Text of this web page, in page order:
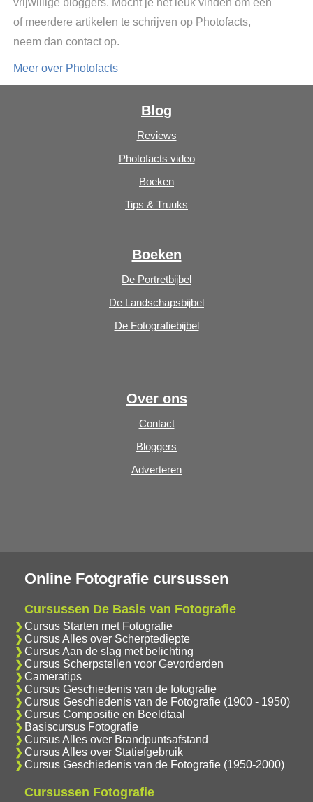
of meerdere artikelen te schrijven op Photofacts,
neem dan contact op.
Meer over Photofacts
Blog
Reviews
Photofacts video
Boeken
Tips & Truuks
Boeken
De Portretbijbel
De Landschapsbijbel
De Fotografiebijbel
Over ons
Contact
Bloggers
Adverteren
Online Fotografie cursussen
Cursussen De Basis van Fotografie
Cursus Starten met Fotografie
Cursus Alles over Scherptediepte
Cursus Aan de slag met belichting
Cursus Scherpstellen voor Gevorderden
Cameratips
Cursus Geschiedenis van de fotografie
Cursus Geschiedenis van de Fotografie (1900 - 1950)
Cursus Compositie en Beeldtaal
Basiscursus Fotografie
Cursus Alles over Brandpuntsafstand
Cursus Alles over Statiefgebruik
Cursus Geschiedenis van de Fotografie (1950-2000)
Cursussen Fotografie